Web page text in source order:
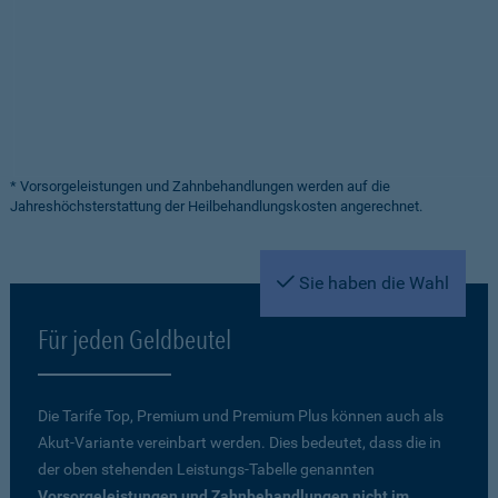
* Vorsorgeleistungen und Zahnbehandlungen werden auf die
Jahreshöchsterstattung der Heilbehandlungskosten angerechnet.
Sie haben die Wahl
Für jeden Geldbeutel
Die Tarife Top, Premium und Premium Plus können auch als
Akut-Variante vereinbart werden. Dies bedeutet, dass die in
der oben stehenden Leistungs-Tabelle genannten